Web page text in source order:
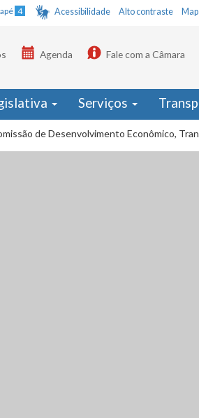
4 Acessibilidade Alto contraste
Agenda Fale com a Câmara
Serviços
de Desenvolvimento Econômico,